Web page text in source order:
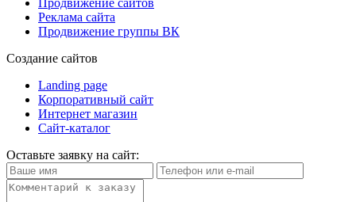
Продвижение сайтов
Реклама сайта
Продвижение группы ВК
Создание сайтов
Landing page
Корпоративный сайт
Интернет магазин
Сайт-каталог
Оставьте заявку на сайт: